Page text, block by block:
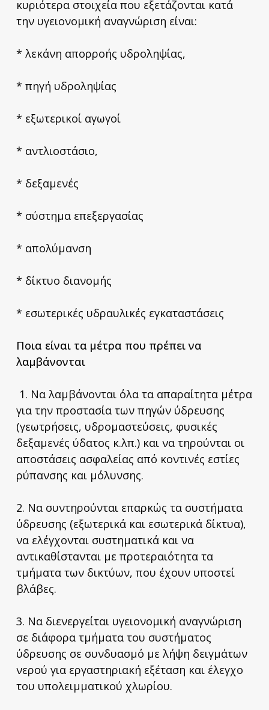
κυριότερα στοιχεία που εξετάζονται κατά
την υγειονομική αναγνώριση είναι:
* λεκάνη απορροής υδροληψίας,
* πηγή υδροληψίας
* εξωτερικοί αγωγοί
* αντλιοστάσιο,
* δεξαμενές
* σύστημα επεξεργασίας
* απολύμανση
* δίκτυο διανομής
* εσωτερικές υδραυλικές εγκαταστάσεις
Ποια είναι τα μέτρα που πρέπει να
λαμβάνονται
1. Να λαμβάνονται όλα τα απαραίτητα μέτρα
για την προστασία των πηγών ύδρευσης
(γεωτρήσεις, υδρομαστεύσεις, φυσικές
δεξαμενές ύδατος κ.λπ.) και να τηρούνται οι
αποστάσεις ασφαλείας από κοντινές εστίες
ρύπανσης και μόλυνσης.
2. Να συντηρούνται επαρκώς τα συστήματα
ύδρευσης (εξωτερικά και εσωτερικά δίκτυα),
να ελέγχονται συστηματικά και να
αντικαθίστανται με προτεραιότητα τα
τμήματα των δικτύων, που έχουν υποστεί
βλάβες.
3. Να διενεργείται υγειονομική αναγνώριση
σε διάφορα τμήματα του συστήματος
ύδρευσης σε συνδυασμό με λήψη δειγμάτων
νερού για εργαστηριακή εξέταση και έλεγχο
του υπολειμματικού χλωρίου.